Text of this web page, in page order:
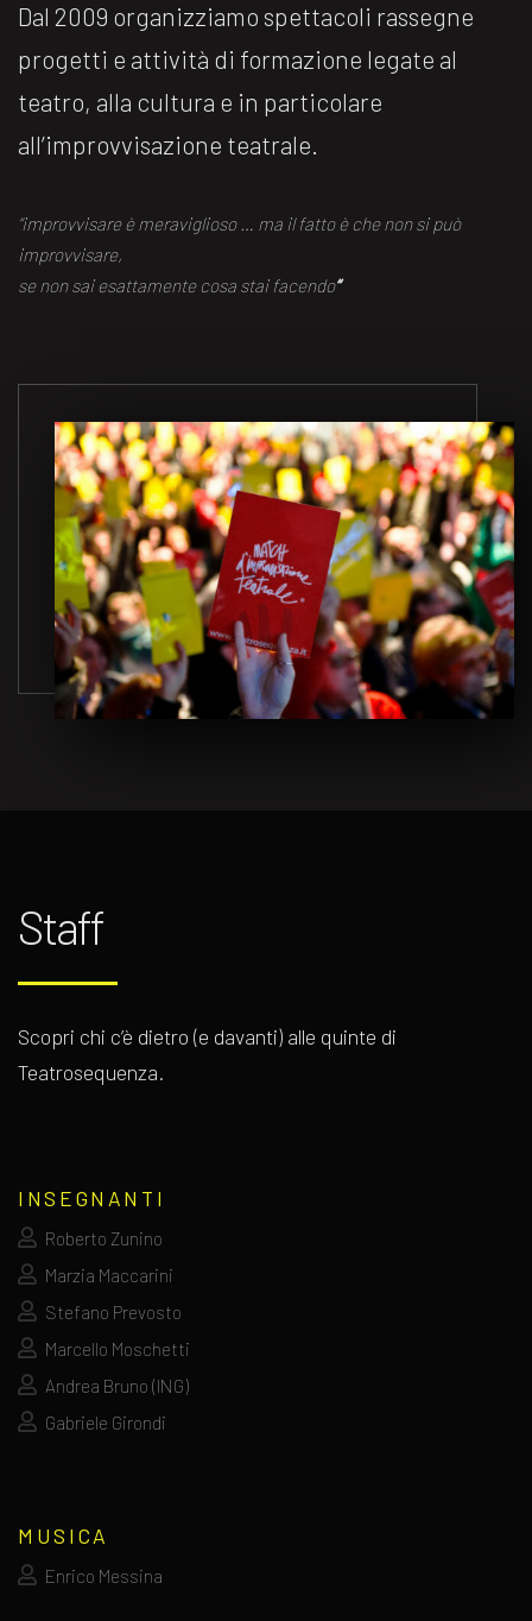
Dal 2009 organizziamo spettacoli rassegne
progetti e attività di formazione legate al
teatro, alla cultura e in particolare
all’improvvisazione teatrale.
“improvvisare è meraviglioso … ma il fatto è che non si può
improvvisare,
se non sai esattamente cosa stai facendo“
Staff
Scopri chi c’è dietro (e davanti) alle quinte di
Teatrosequenza.
INSEGNANTI
Roberto Zunino
Marzia Maccarini
Stefano Prevosto
Marcello Moschetti
Andrea Bruno (ING)
Gabriele Girondi
MUSICA
Enrico Messina